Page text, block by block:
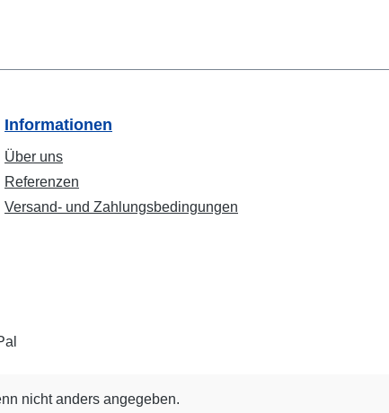
Informationen
Über uns
Referenzen
Versand- und Zahlungsbedingungen
nicht anders angegeben.